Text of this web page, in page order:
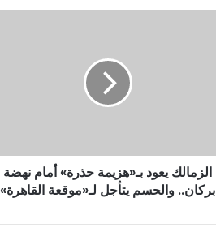
الزمالك يعود بـ«هزيمة حذرة» أمام نهضة
بركان.. والحسم يتأجل لـ«موقعة القاهرة»